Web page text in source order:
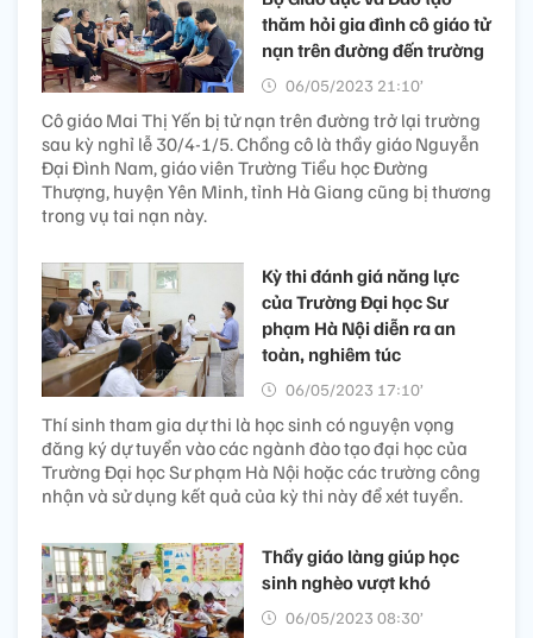
thăm hỏi gia đình cô giáo tử
nạn trên đường đến trường
06/05/2023 21:10’
Cô giáo Mai Thị Yến bị tử nạn trên đường trở lại trường
sau kỳ nghỉ lễ 30/4-1/5. Chồng cô là thầy giáo Nguyễn
Đại Đình Nam, giáo viên Trường Tiểu học Đường
Thượng, huyện Yên Minh, tỉnh Hà Giang cũng bị thương
trong vụ tai nạn này.
Kỳ thi đánh giá năng lực
của Trường Đại học Sư
phạm Hà Nội diễn ra an
toàn, nghiêm túc
06/05/2023 17:10’
Thí sinh tham gia dự thi là học sinh có nguyện vọng
đăng ký dự tuyển vào các ngành đào tạo đại học của
Trường Đại học Sư phạm Hà Nội hoặc các trường công
nhận và sử dụng kết quả của kỳ thi này để xét tuyển.
Thầy giáo làng giúp học
sinh nghèo vượt khó
06/05/2023 08:30’